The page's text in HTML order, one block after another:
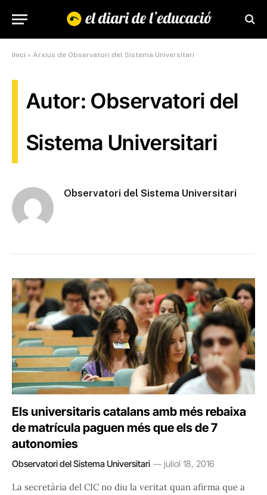
Inici » Arxius de Observatori del Sistema Universitari
Autor: Observatori del
Sistema Universitari
Observatori del Sistema Universitari
Els universitaris catalans amb més rebaixa
de matrícula paguen més que els de 7
autonomies
Observatori del Sistema Universitari juliol 18, 2016
La secretària del CIC no diu la veritat quan afirma que a